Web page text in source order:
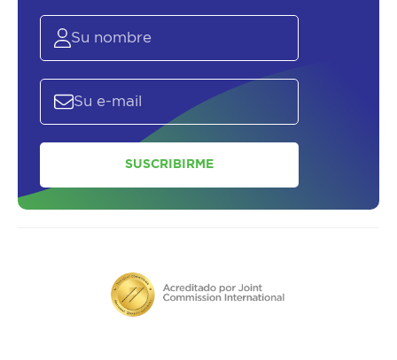
SUSCRIBIRME